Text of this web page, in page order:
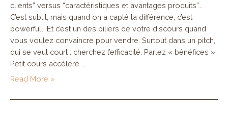
clients” versus “caractéristiques et avantages produits”…
C’est subtil, mais quand on a capté la différence, c’est
powerfull. Et c’est un des piliers de votre discours quand
vous voulez convaincre pour vendre. Surtout dans un pitch,
qui se veut court : cherchez l’efficacité. Parlez « bénéfices ».
Petit cours accéléré …
Trouver
exprimer
Read More »